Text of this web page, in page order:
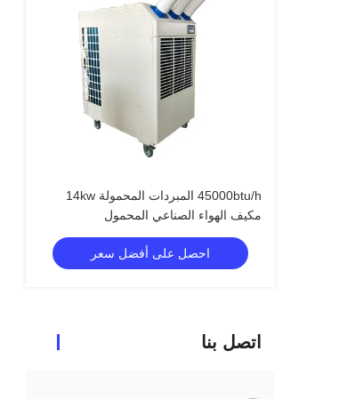
45000btu/h المبردات المحمولة 14kw
مكيف الهواء الصناعي المحمول
احصل على أفضل سعر
اتصل بنا